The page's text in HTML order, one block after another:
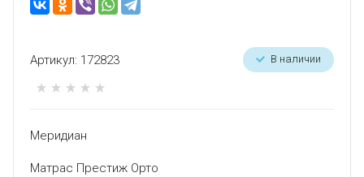
ПРОИЗВОДИТЕЛИ
ВОПРОСЫ И ОТВЕТЫ
ТЕХНИЧЕСКАЯ ПОДДЕРЖКА
КАК ОФОРМИТЬ ЗАКАЗ
Артикул: 172823 В наличии
Меридиан
Матрас Престиж Орто